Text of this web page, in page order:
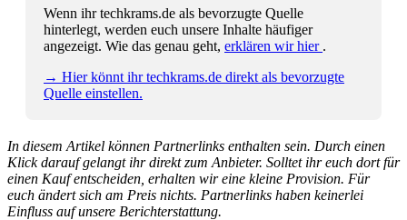
Wenn ihr techkrams.de als bevorzugte Quelle
hinterlegt, werden euch unsere Inhalte häufiger
angezeigt. Wie das genau geht, erklären wir hier .
→ Hier könnt ihr techkrams.de direkt als bevorzugte
Quelle einstellen.
In diesem Artikel können Partnerlinks enthalten sein. Durch einen
Klick darauf gelangt ihr direkt zum Anbieter. Solltet ihr euch dort für
einen Kauf entscheiden, erhalten wir eine kleine Provision. Für
euch ändert sich am Preis nichts. Partnerlinks haben keinerlei
Einfluss auf unsere Berichterstattung.